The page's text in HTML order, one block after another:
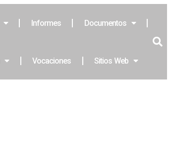
Informes Documentos
Vocaciones Sitios Web